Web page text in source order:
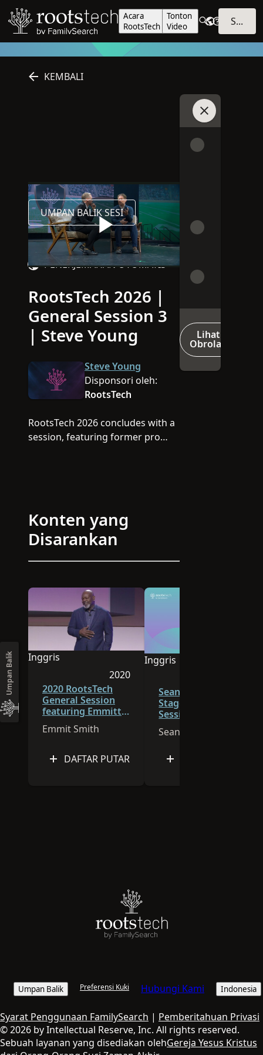
Acara
RootsTech
Tonton
Video
SIGN IN
KEMBALI
Play
Video
Inggris
Bahasa sesi ini adalah Inggris
Daring
Sesi ini daring
Tatap Muka
Sesi ini dilakukan secara tatap muka
2026
2026
UMPAN BALIK SESI
DAFTAR PUTAR
BERBAGI
PENERJEMAHAN OTOMATIS
RootsTech 2026 |
General Session 3
| Steve Young
Steve Young
Disponsori oleh:
RootsTech
RootsTech 2026 concludes with a
session, featuring former pro
Konten yang
Disarankan
Inggris
Bahasa sesi ini adalah Inggris
2020
Sesi dipublikasikan pada 2020
2020 RootsTech
General Session
featuring Emmitt
Smith
Emmit Smith
DAFTAR PUTAR
Inggris
Sean Astin: Main
Stage | General
Session 3
Sean Astin
Bergabunglah
Lihat
Obrolan
Umpan Balik Preferensi Kuki Hubungi Kami Indonesia
Syarat Penggunaan FamilySearch | Pemberitahuan Privasi
© 2026 by Intellectual Reserve, Inc. All rights reserved.
Sebuah layanan yang disediakan olehGereja Yesus Kristus
Umpan Balik